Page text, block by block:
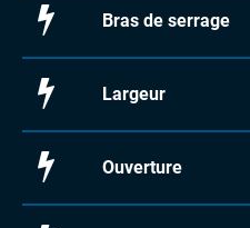
Bras de serrage
Largeur
Ouverture